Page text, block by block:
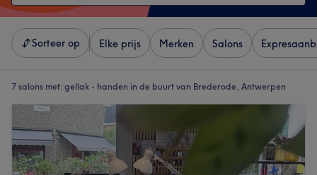
Sorteer op Elke prijs Merken Salons
7 salons met: gellak - handen in de buurt van Brederode, Antwerpen